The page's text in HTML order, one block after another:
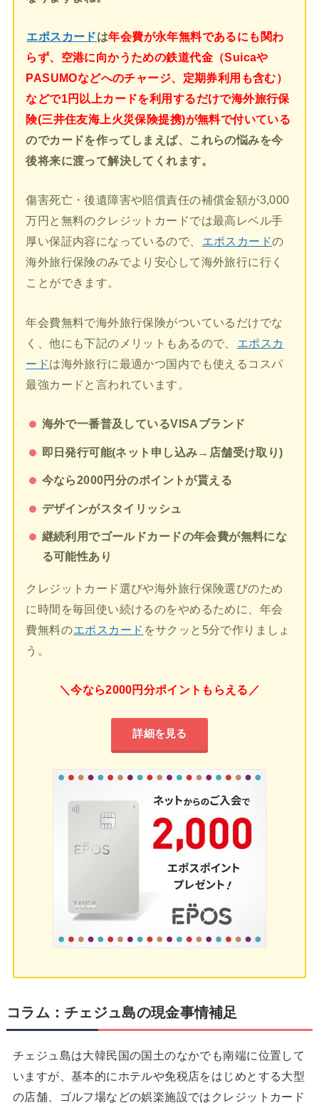
エポスカードは年会費が永年無料であるにも関わ
らず、空港に向かうための鉄道代金（Suicaや
PASUMOなどへのチャージ、定期券利用も含む）
などで1円以上カードを利用するだけで海外旅行保
険(三井住友海上火災保険提携)が無料で付いている
のでカードを作ってしまえば、これらの悩みを今
後将来に渡って解決してくれます。
傷害死亡・後遺障害や賠償責任の補償金額が3,000
万円と無料のクレジットカードでは最高レベル手
厚い保証内容になっているので、
エポスカードの
海外旅行保険のみでより安心して海外旅行に行く
ことができます。
年会費無料で海外旅行保険がついているだけでな
く、他にも下記のメリットもあるので、
エポスカ
ードは海外旅行に最適かつ国内でも使えるコスパ
最強カードと言われています。
海外で一番普及しているVISAブランド
即日発行可能(ネット申し込み→店舗受け取り)
今なら2000円分のポイントが貰える
デザインがスタイリッシュ
継続利用でゴールドカードの年会費が無料にな
る可能性あり
クレジットカード選びや海外旅行保険選びのため
に時間を毎回使い続けるのをやめるために、年会
費無料のエポスカード をサクッと5分で作りましょ
う。
＼今なら2000円分ポイントもらえる／
詳細を見る
コラム：チェジュ島の現金事情補足
チェジュ島は大韓民国の国土のなかでも南端に位置して
いますが、基本的にホテルや免税店をはじめとする大型
の店舗、ゴルフ場などの娯楽施設ではクレジットカード